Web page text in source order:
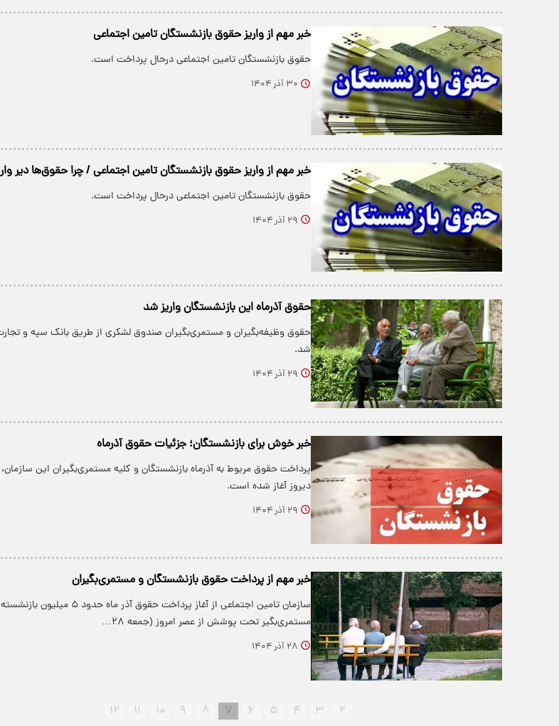
خبر مهم از واریز حقوق بازنشستگان تامین اجتماعی
حقوق بازنشستگان تامین اجتماعی درحال پرداخت است.
۳۰ آذر ۱۴۰۴
خبر مهم از واریز حقوق بازنشستگان تامین اجتماعی / چرا حقوق‌ها دیر
حقوق بازنشستگان تامین اجتماعی درحال پرداخت است.
۲۹ آذر ۱۴۰۴
حقوق آذرماه این بازنشستگان واریز شد
حقوق وظیفه‌بگیران و مستمری‌بگیران صندوق لشکری از طریق بانک سپه و
شد.
۲۹ آذر ۱۴۰۴
خبر خوش برای بازنشستگان؛ جزئیات حقوق آذرماه
پرداخت حقوق مربوط به آذرماه بازنشستگان و کلیه مستمری‌بگیران این
دیروز آغاز شده است.
۲۹ آذر ۱۴۰۴
خبر مهم از پرداخت حقوق بازنشستگان و مستمری‌بگیران
سازمان تامین اجتماعی از آغاز پرداخت حقوق آذر ماه حدود ۵ میلیون
مستمری‌بگیر تحت پوشش از عصر امروز (جمعه ۲۸…
۲۸ آذر ۱۴۰۴
۲ ۳ ۴ ۵ ۶ ۷ ۸ ۹ ۱۰ ۱۱ ۱۲